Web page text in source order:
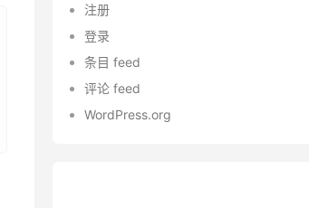
注册
登录
条目 feed
评论 feed
WordPress.org